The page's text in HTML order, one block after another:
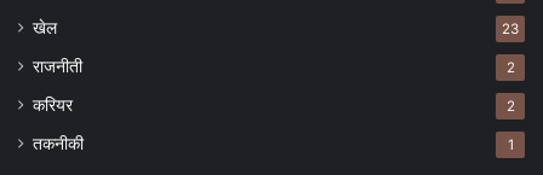
खेल 23
राजनीती 2
करियर 2
तकनीकी 1